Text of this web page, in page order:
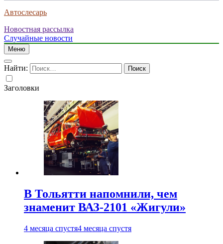
Автослесарь
Новостная рассылка
Случайные новости
Меню
Найти:
Заголовки
В Тольятти напомнили, чем
знаменит ВАЗ-2101 «Жигули»
4 месяца спустя4 месяца спустя